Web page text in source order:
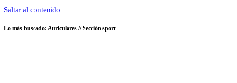
Saltar al contenido
Lo más buscado: Auriculares // Sección sport